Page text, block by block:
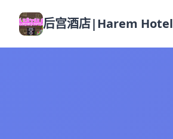
后宫酒店|Harem Hotel